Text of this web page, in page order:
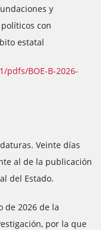
y
con
estatal
pdfs/BOE-B-2026-
Veinte días
al de la publicación
del Estado.
de 2026 de la
por la que